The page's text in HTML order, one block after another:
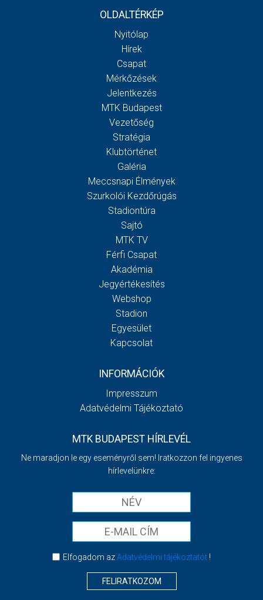
OLDALTÉRKÉP
Nyitólap
Hírek
Csapat
Mérkőzések
Jelentkezés
MTK Budapest
Vezetőség
Stratégia
Klubtörténet
Galéria
Meccsnapi Élmények
Szurkolói Kezdőrúgás
Stadiontúra
Sajtó
MTK TV
Férfi Csapat
Akadémia
Jegyértékesítés
Webshop
Stadion
Egyesület
Kapcsolat
INFORMÁCIÓK
Impresszum
Adatvédelmi Tájékoztató
MTK BUDAPEST HÍRLEVÉL
Ne maradjon le egy eseményről sem! Iratkozzon fel ingyenes
hírlevelünkre:
Elfogadom azAdatvédelmi tájékoztatót!
FELIRATKOZOM